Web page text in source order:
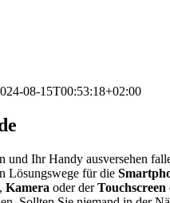
08-15T00:53:18+02:00
und Ihr Handy ausversehen
Lösungswege für die
, Kamera oder derTouchscreen